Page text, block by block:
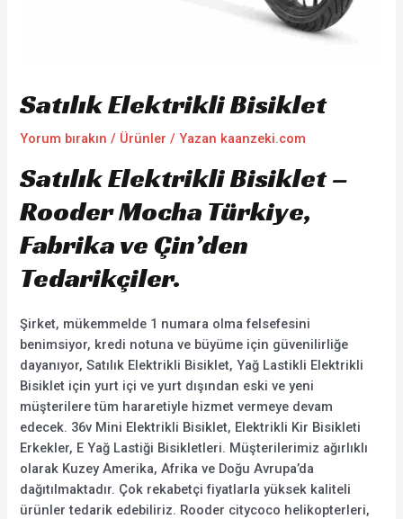
Satılık Elektrikli Bisiklet
Yorum bırakın / Ürünler / Yazan kaanzeki.com
Satılık Elektrikli Bisiklet –
Rooder Mocha Türkiye,
Fabrika ve Çin’den
Tedarikçiler.
Şirket, mükemmelde 1 numara olma felsefesini
benimsiyor, kredi notuna ve büyüme için güvenilirliğe
dayanıyor, Satılık Elektrikli Bisiklet, Yağ Lastikli Elektrikli
Bisiklet için yurt içi ve yurt dışından eski ve yeni
müşterilere tüm hararetiyle hizmet vermeye devam
edecek. 36v Mini Elektrikli Bisiklet, Elektrikli Kir Bisikleti
Erkekler, E Yağ Lastiği Bisikletleri. Müşterilerimiz ağırlıklı
olarak Kuzey Amerika, Afrika ve Doğu Avrupa’da
dağıtılmaktadır. Çok rekabetçi fiyatlarla yüksek kaliteli
ürünler tedarik edebiliriz. Rooder citycoco helikopterleri,